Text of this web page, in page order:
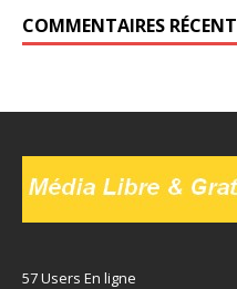
COMMENTAIRES
57 Users En ligne